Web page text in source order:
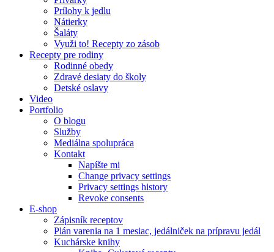
Prílohy k jedlu
Nátierky
Šaláty
Využi to! Recepty zo zásob
Recepty pre rodiny
Rodinné obedy
Zdravé desiaty do školy
Detské oslavy
Video
Portfolio
O blogu
Služby
Mediálna spolupráca
Kontakt
Napíšte mi
Change privacy settings
Privacy settings history
Revoke consents
E-shop
Zápisník receptov
Plán varenia na 1 mesiac, jedálniček na prípravu jedál
Kuchárske knihy